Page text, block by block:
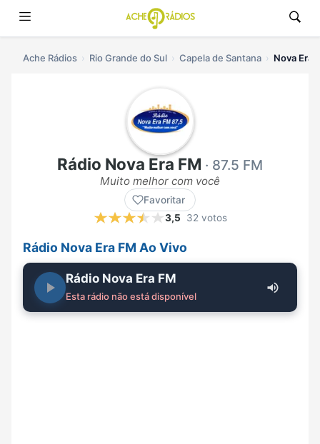
Ache Rádios Rio Grande do Sul Capela de Santana Nova Era
Rádio Nova Era FM · 87.5 FM
Muito melhor com você
Favoritar
3,5
32 votos
Rádio Nova Era FM Ao Vivo
Rádio Nova Era FM
Esta rádio não está disponível